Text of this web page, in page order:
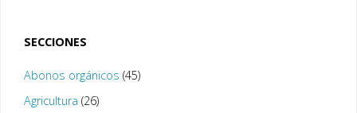
SECCIONES
Abonos orgánicos (45)
Agricultura (26)